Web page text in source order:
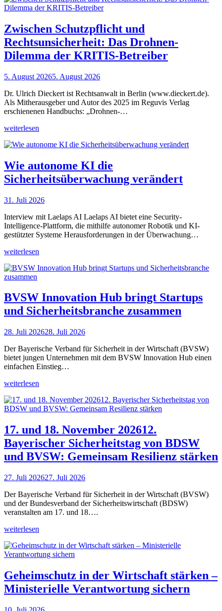
Zwischen Schutzpflicht und
Rechtsunsicherheit: Das Drohnen-
Dilemma der KRITIS-Betreiber
5. August 20265. August 2026
Dr. Ulrich Dieckert ist Rechtsanwalt in Berlin (www.dieckert.de).
Als Mitherausgeber und Autor des 2025 im Reguvis Verlag
erschienenen Handbuchs: „Drohnen-…
weiterlesen
Wie autonome KI die
Sicherheitsüberwachung verändert
31. Juli 2026
Interview mit Laelaps AI Laelaps AI bietet eine Security-
Intelligence-Plattform, die mithilfe autonomer Robotik und KI-
gestützter Systeme Herausforderungen in der Überwachung…
weiterlesen
BVSW Innovation Hub bringt Startups
und Sicherheitsbranche zusammen
28. Juli 202628. Juli 2026
Der Bayerische Verband für Sicherheit in der Wirtschaft (BVSW)
bietet jungen Unternehmen mit dem BVSW Innovation Hub einen
einfachen Einstieg…
weiterlesen
17. und 18. November 202612.
Bayerischer Sicherheitstag von BDSW
und BVSW: Gemeinsam Resilienz stärken
27. Juli 202627. Juli 2026
Der Bayerische Verband für Sicherheit in der Wirtschaft (BVSW)
und der Bundesverband der Sicherheitswirtschaft (BDSW)
veranstalten am 17. und 18….
weiterlesen
Geheimschutz in der Wirtschaft stärken –
Ministerielle Verantwortung sichern